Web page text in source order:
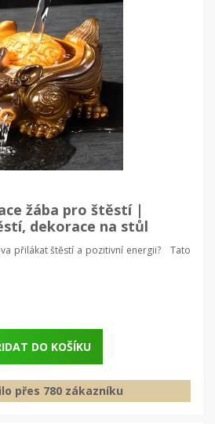
žába pro štěstí |
dekorace na stůl
přilákat štěstí a pozitivní energii? Tato
DO KOŠÍKU
přes 780 zákazníku